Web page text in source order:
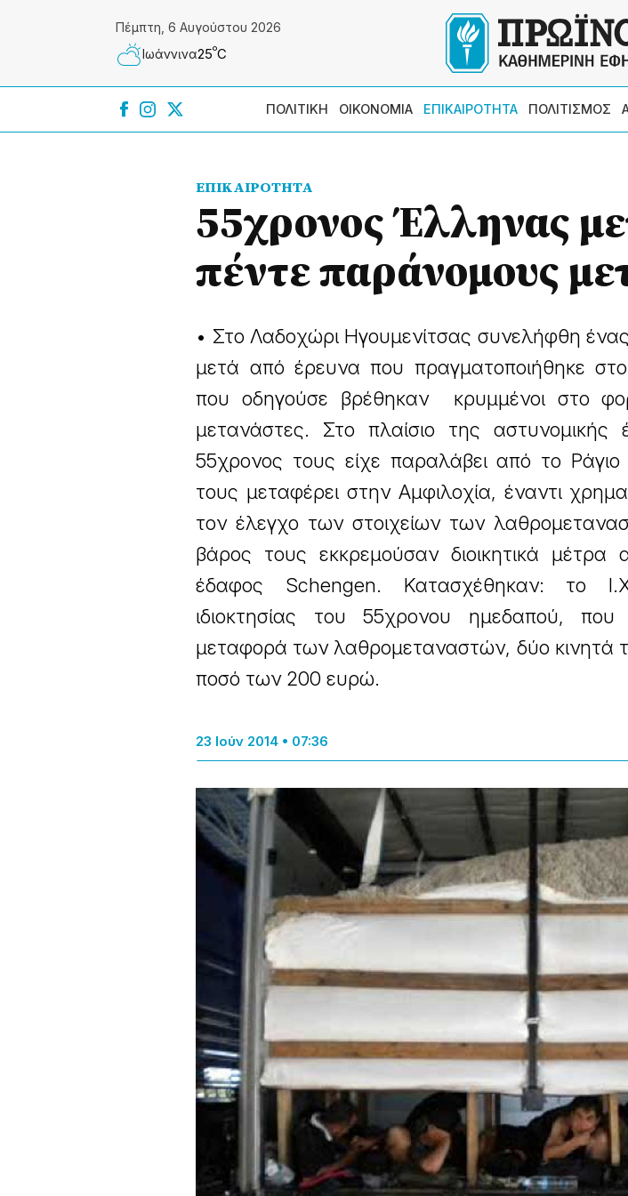
Πέμπτη, 6 Αυγούστου 2026
Ιωάννɩνα25ºC
ΠΟΛΙΤΙΚΗ ΟΙΚΟΝΟΜΙΑ ΕΠΙΚΑΙΡΟΤΗΤΑ ΠΟΛΙΤΙΣΜΟΣ
ΕΠΙΚΑΙΡΟΤΗΤΑ
55χρονος Έλληνας
πέντε παράνομους
• Στο Λαδοχώρι Ηγουμενίτσας συνελήφθη
μετά από έρευνα που πραγματοποιήθηκε
που οδηγούσε βρέθηκαν κρυμμένοι στο
μετανάστες. Στο πλαίσιο της
55χρονος τους είχε παραλάβει από το
τους μεταφέρει στην Αμφιλοχία, έναντι
τον έλεγχο των στοιχείων των
βάρος τους εκκρεμούσαν διοικητικά μέτρα
έδαφος Schengen. Κατασχέθηκαν: το
ιδιοκτησίας του 55χρονου ημεδαπού, που
μεταφορά των λαθρομεταναστών, δύο κινητά
ποσό των 200 ευρώ.
23 Ιούν 2014 • 07:36